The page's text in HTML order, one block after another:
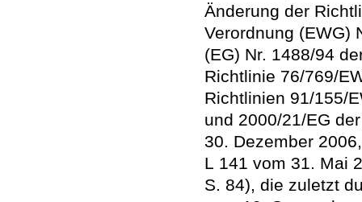
Änderung der
Verordnung (EWG)
(EG) Nr. 1488/94
Richtlinie 76/769/
Richtlinien 91/155/
und 2000/21/EG
30. Dezember
L 141 vom 31. Mai
S. 84), die zuletzt